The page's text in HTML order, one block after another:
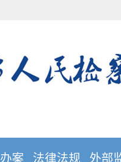
案 法律法规 外部